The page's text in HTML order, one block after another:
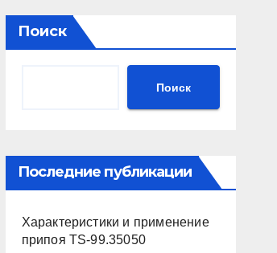
Поиск
Поиск
Последние публикации
Характеристики и применение
припоя TS-99.35050